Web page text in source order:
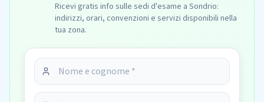
Ricevi gratis info sulle sedi d'esame a Sondrio:
indirizzi, orari, convenzioni e servizi disponibili nella
tua zona.